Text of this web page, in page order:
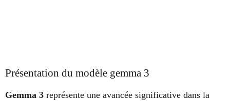
Présentation du modèle gemma 3
Gemma 3 représente une avancée significative dans la